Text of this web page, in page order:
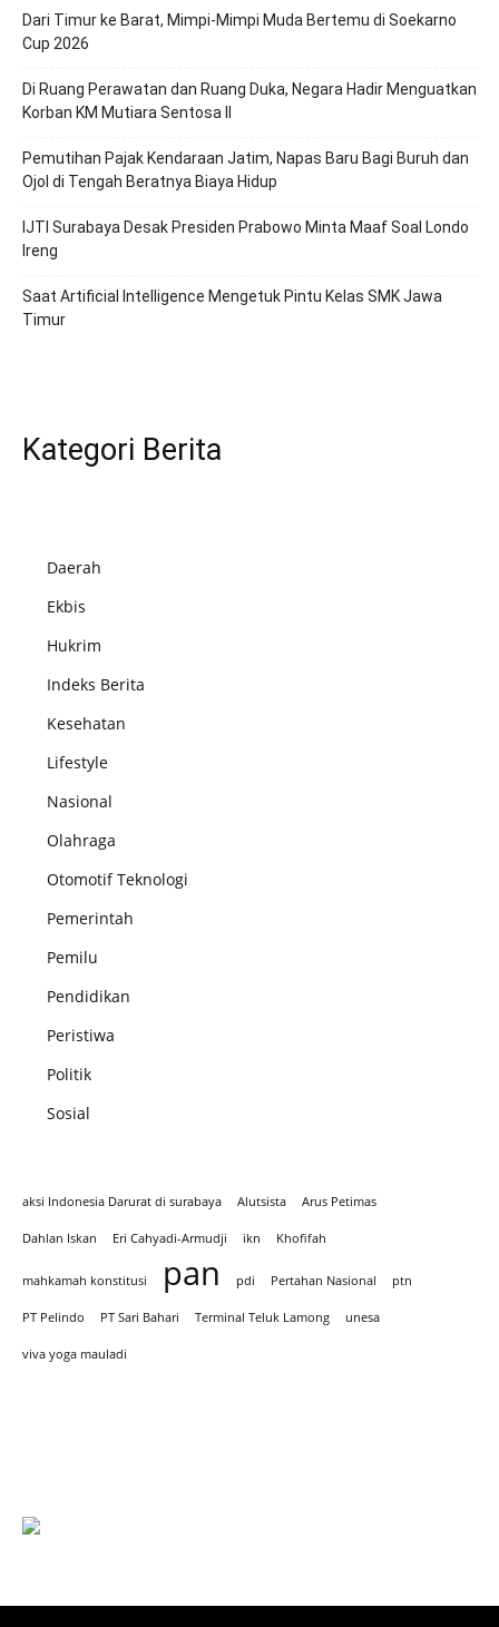
Dari Timur ke Barat, Mimpi-Mimpi Muda Bertemu di Soekarno
Cup 2026
Di Ruang Perawatan dan Ruang Duka, Negara Hadir Menguatkan
Korban KM Mutiara Sentosa II
Pemutihan Pajak Kendaraan Jatim, Napas Baru Bagi Buruh dan
Ojol di Tengah Beratnya Biaya Hidup
IJTI Surabaya Desak Presiden Prabowo Minta Maaf Soal Londo
Ireng
Saat Artificial Intelligence Mengetuk Pintu Kelas SMK Jawa
Timur
Kategori Berita
Daerah
Ekbis
Hukrim
Indeks Berita
Kesehatan
Lifestyle
Nasional
Olahraga
Otomotif Teknologi
Pemerintah
Pemilu
Pendidikan
Peristiwa
Politik
Sosial
aksi Indonesia Darurat di surabaya Alutsista Arus Petimas
Dahlan Iskan Eri Cahyadi-Armudji ikn Khofifah
mahkamah konstitusi pan pdi Pertahan Nasional ptn
PT Pelindo PT Sari Bahari Terminal Teluk Lamong unesa
viva yoga mauladi